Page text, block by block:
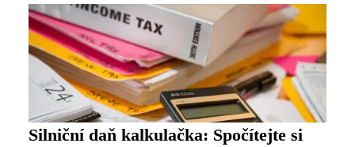
Silniční daň kalkulačka: Spočítejte si